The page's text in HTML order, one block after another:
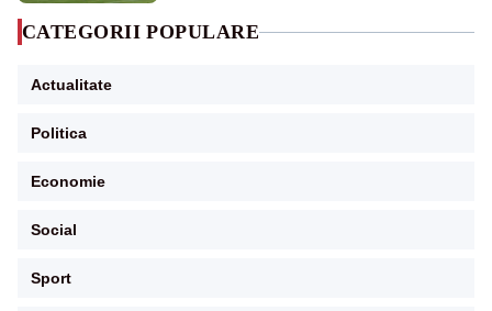
CATEGORII POPULARE
Actualitate
Politica
Economie
Social
Sport